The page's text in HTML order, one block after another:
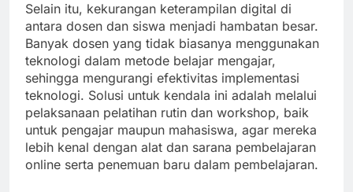
Selain itu, kekurangan keterampilan digital di
antara dosen dan siswa menjadi hambatan besar.
Banyak dosen yang tidak biasanya menggunakan
teknologi dalam metode belajar mengajar,
sehingga mengurangi efektivitas implementasi
teknologi. Solusi untuk kendala ini adalah melalui
pelaksanaan pelatihan rutin dan workshop, baik
untuk pengajar maupun mahasiswa, agar mereka
lebih kenal dengan alat dan sarana pembelajaran
online serta penemuan baru dalam pembelajaran.